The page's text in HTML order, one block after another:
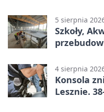
5 sierpnia
Szkoły,
4 sierpnia
Konsola
Lesznie.